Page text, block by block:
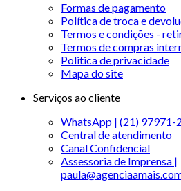
Formas de pagamento
Política de troca e
Termos e condições -
Termos de compras
Politica de privacidade
Mapa do site
Serviços ao cliente
WhatsApp | (21) 97971-
Central de atendimento
Canal Confidencial
Assessoria de Imprensa |